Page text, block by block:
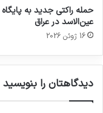
حمله راکتی جدید به پایگاه
عین‌الاسد در عراق
16 ژوئن 2026
دیدگاهتان را بنویسید